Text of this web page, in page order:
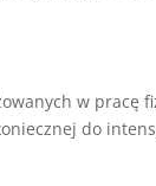
w pracę
do